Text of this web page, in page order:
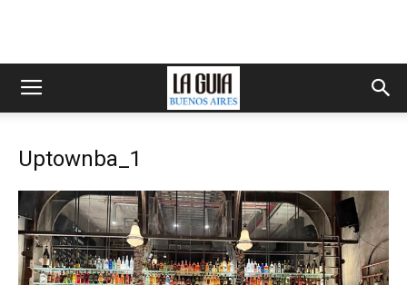
Uptownba_1